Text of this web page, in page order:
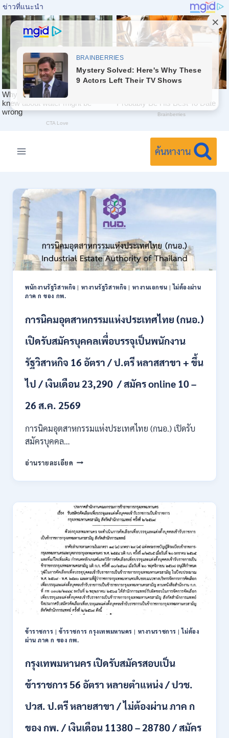
ค้นหางาน
พนักงานรัฐวิสาหกิจ | หางานรัฐวิสาหกิจ | หางานเอกชน |ไม่ต้องผ่าน
ภาค ก ของ กพ.
การนิคมอุตสาหกรรมแห่งประเทศไทย (กนอ.)
เปิดรับสมัครบุคคลเพื่อบรรจุเป็นพนักงาน
รัฐวิสาหกิจ 16 อัตรา / ป.ตรี หลาสสาขา + ขึ้น
ไป / เงินเดือน 23,290 / สมัคร online 10 –
26 ส.ค. 2569
การนิคมอุตสาหกรรมแห่งประเทศไทย (กนอ.) เปิดรับ
สมัครบุคคล…
อ่านรายละเอียด การ
อุตสาหกรรม
ประเทศไทย
(กนอ.)
เปิด
รับ
สมัคร
บุคคล
เพื่อ
บรรจุ
เป็น
พนักงาน
รัฐวิสาหกิจ
16
/
ป.ตรี
ส
+
ไป
เงิน
ข้าราชการ |ข้าราชการ กรุงเทพมหานคร | หางานราชการ |ไม่ต้อง
ผ่าน ภาค ก ของ กพ.
กรุงเทพมหานคร เปิดรับสมัครสอบเป็น
ข้าราชการ 56 อัตรา หลายตำแหน่ง / ปวช.
ปวส. ป.ตรี หลายสาขา / ไม่ต้องผ่าน ภาค ก
ของ กพ. / เงินเดือน 11380 – 28780 / สมัคร